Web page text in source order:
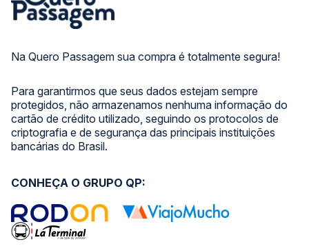
Na Quero Passagem sua compra é totalmente segura!
Para garantirmos que seus dados estejam sempre
protegidos, não armazenamos nenhuma informação do
cartão de crédito utilizado, seguindo os protocolos de
criptografia e de segurança das principais instituições
bancárias do Brasil.
CONHEÇA O GRUPO QP: